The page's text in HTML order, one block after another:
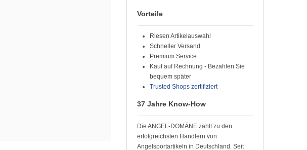
Vorteile
Riesen Artikelauswahl
Schneller Versand
Premium Service
Kauf auf Rechnung - Bezahlen Sie
bequem später
Trusted Shops zertifiziert
37 Jahre Know-How
Die ANGEL-DOMÄNE zählt zu den
erfolgreichsten Händlern von
Angelsportartikeln in Deutschland. Seit